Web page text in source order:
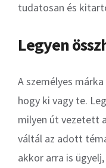
tudatosan és
Legyen
A személyes
hogy ki vagy te.
milyen út vezetett
váltál az adott
akkor arra is